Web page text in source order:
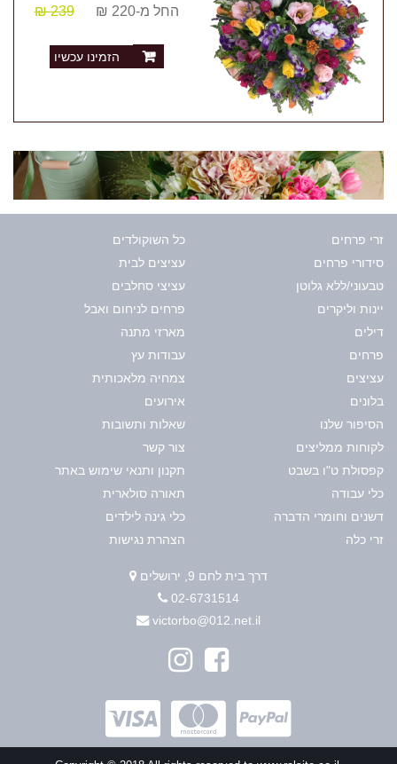
החל מ-220 ₪ 239 ₪
הזמינו עכשיו
זרי פרחים
כל השוקולדים
סידורי פרחים
עציצים לבית
טבעוני/ללא גלוטן
עציצי סחלבים
יינות וליקרים
פרחים לניחום ואבל
דילים
מארזי מתנה
פרחים
עבודות עץ
עציצים
צמחיה מלאכותית
בלונים
אירועים
הסיפור שלנו
שאלות ותשובות
לקוחות ממליצים
צור קשר
קפסולת ט"ו בשבט
תקנון ותנאי שימוש באתר
כלי עבודה
תאורה סולארית
דשנים וחומרי הדברה
כלי גינה לילדים
זרי כלה
הצהרת נגישות
דרך בית לחם 9, ירושלים
02-6731514
victorbo@012.net.il